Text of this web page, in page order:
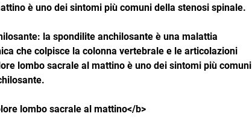
è uno dei sintomi più comuni della stenosi spinale.
la spondilite anchilosante è una malattia
che colpisce la colonna vertebrale e le articolazioni
lombo sacrale al mattino è uno dei sintomi più comuni
lombo sacrale al mattino</b>